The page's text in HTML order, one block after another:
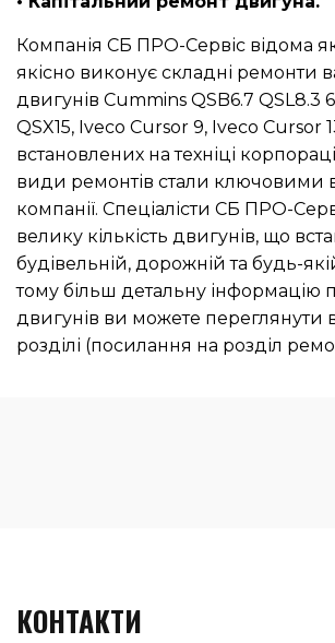
Компанія СБ ПРО-Сервіс відома
якісно виконує складні ремонти
двигунів Cummins QSB6.7 QSL8.3
QSX15, Iveco Cursor 9, Iveco Cursor
встановлених на техніці
види ремонтів стали ключовими
компанії. Спеціалісти СБ ПРО-
велику кількість двигунів, що
будівельній, дорожній та будь-
тому більш детальну інформацію
двигунів ви можете переглянути
розділі (посилання на розділ
КОНТАКТИ